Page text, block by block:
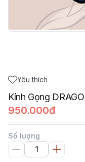
Yêu thích
Kính Gọng
950.000đ
Số lượng